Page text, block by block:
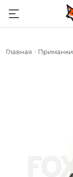
Главная Приманки